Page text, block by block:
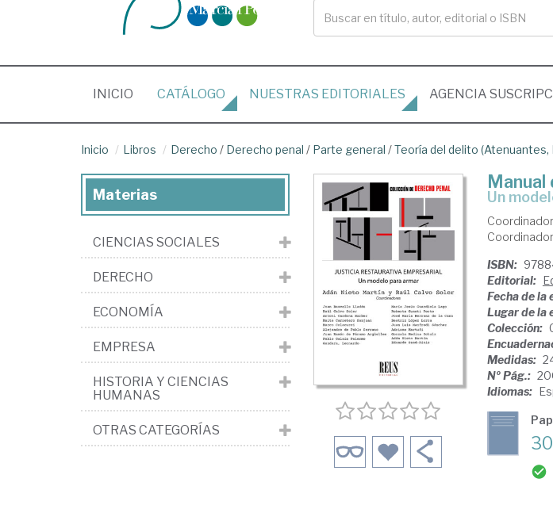
INICIO (CURRENT)
CATÁLOGO NUESTRAS EDITORIALES AGENCIA
Inicio Libros Derecho / Derecho penal / Parte general /Teoría del delito (Atenuantes,
un
ISBN:
Editorial:
Fecha de la
Lugar de la
Colección:
Medidas:
Nº Pág.:
Idiomas:
Materias
CIENCIAS SOCIALES
DERECHO
ECONOMÍA
EMPRESA
HISTORIA Y CIENCIAS
HUMANAS
OTRAS CATEGORÍAS